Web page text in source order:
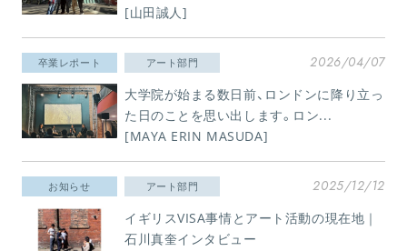
[山田誠人]
卒業レポート アート部門 2026/04/07
大学院が始まる数日前、ロンドンに降り立っ
た日のことを思い出します。ロン...
[MAYA ERIN MASUDA]
お知らせ アート部門 2025/12/12
イギリスVISA事情とアート活動の現在地｜
石川真奎インタビュー